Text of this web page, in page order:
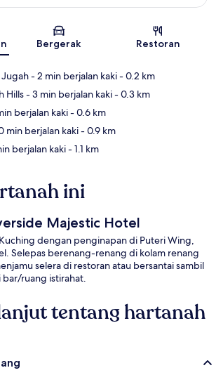
Peta
Bergerak Restoran
Jugah- 2 min berjalan kaki- 0.2 km
Hills- 3 min berjalan kaki- 0.3 km
berjalan kaki- 0.6 km
min berjalan kaki- 0.9 km
berjalan kaki- 1.1 km
ini
Majestic Hotel
dengan penginapan di Puteri Wing,
Selepas berenang-renang di kolam renang
selera di restoran atau bersantai sambil
ruang istirahat.
tentang hartanah